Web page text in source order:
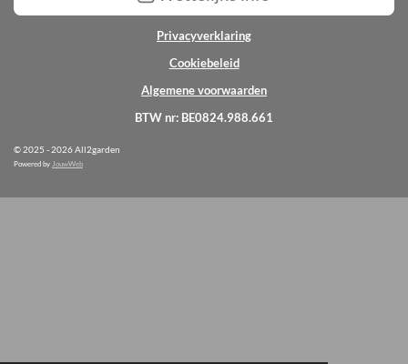
Privacyverklaring
Cookiebeleid
Algemene voorwaarden
BTW nr: BE0824.988.661
© 2025 - 2026 All2garden
Powered by JouwWeb